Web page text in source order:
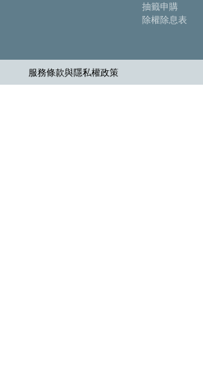
抽籤申購
除權除息表
服務條款與隱私權政策